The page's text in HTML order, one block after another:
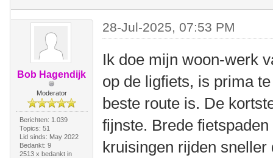
Bob Hagendijk
Moderator
Berichten: 1.039
Topics: 51
Lid sinds: May 2022
Bedankt: 9
2513 x bedankt in
28-Jul-2025, 07:53 PM
Ik doe mijn woon-werk
op de ligfiets, is prima
beste route is. De
fijnste. Brede
kruisingen rijden